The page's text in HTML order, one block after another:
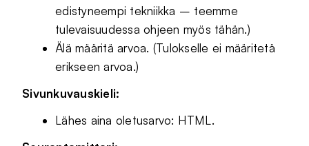
edistyneempi tekniikka – teemme
tulevaisuudessa ohjeen myös tähän.)
Älä määritä arvoa. (Tulokselle ei määritetä
erikseen arvoa.)
Sivunkuvauskieli:
Lähes aina oletusarvo: HTML.